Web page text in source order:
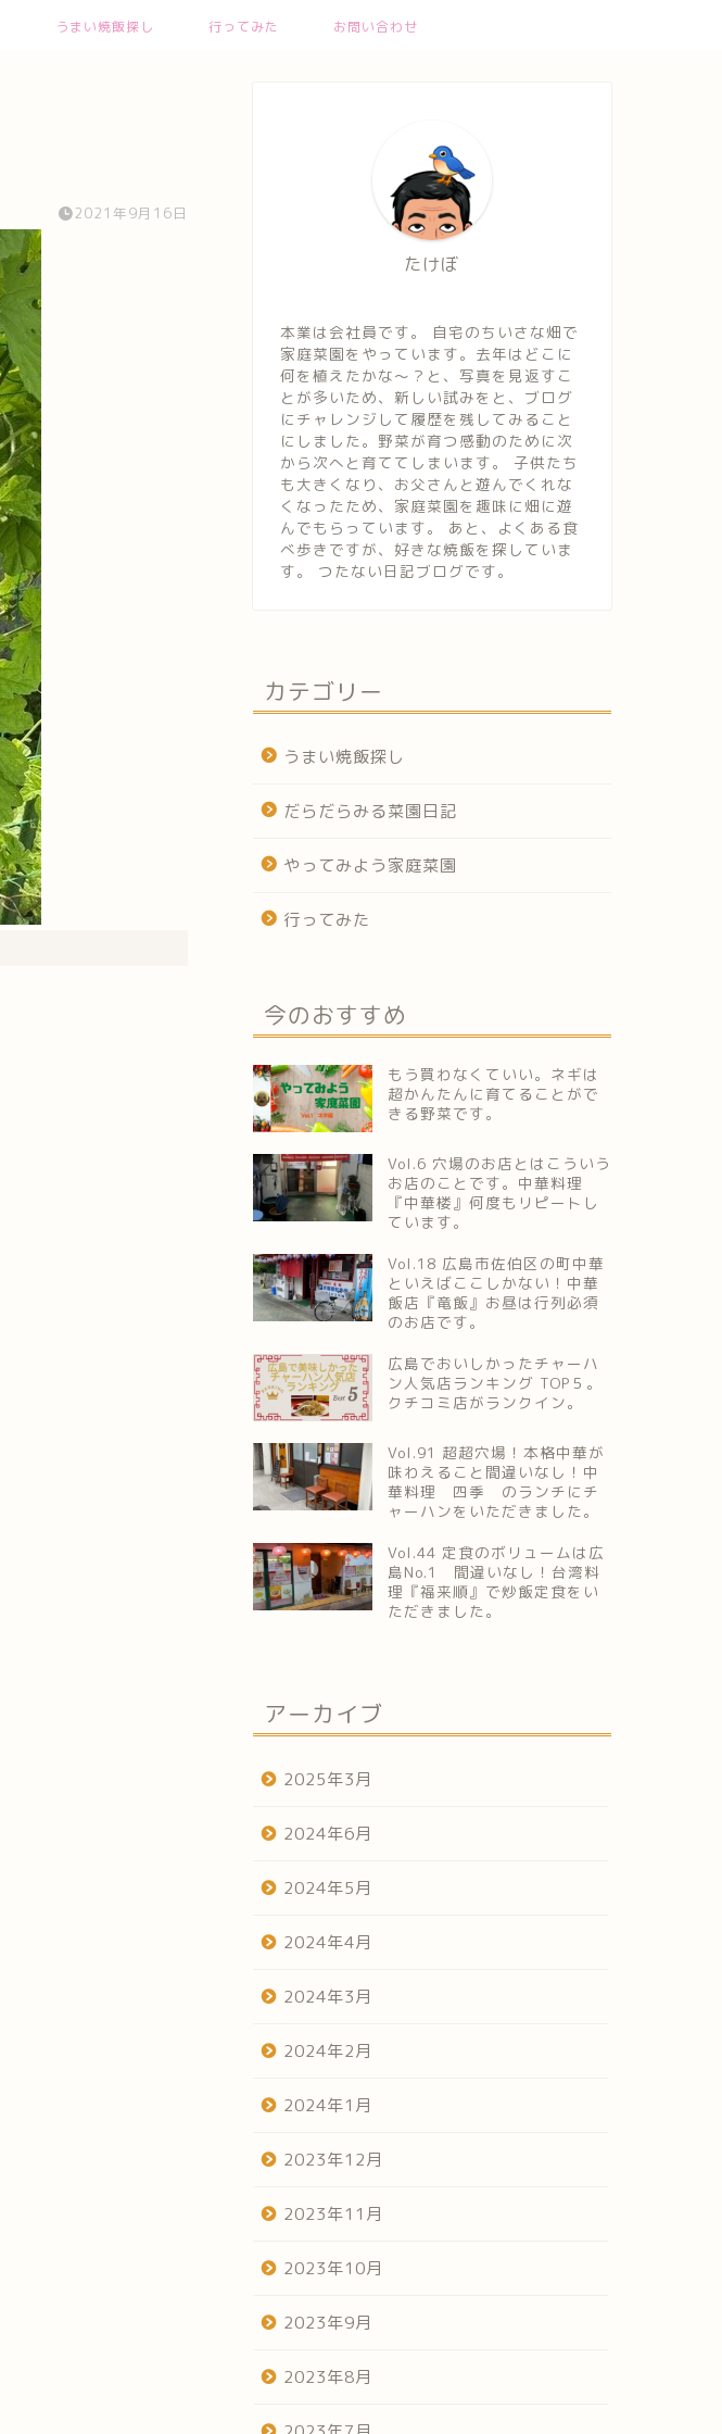
うまい焼飯探し 行ってみた お問い合わせ
2021年9月16日
たけぼ
本業は会社員です。 自宅のちいさな畑で
家庭菜園をやっています。去年はどこに
何を植えたかな～？と、写真を見返すこ
とが多いため、新しい試みをと、ブログ
にチャレンジして履歴を残してみること
にしました。野菜が育つ感動のために次
から次へと育ててしまいます。 子供たち
も大きくなり、お父さんと遊んでくれな
くなったため、家庭菜園を趣味に畑に遊
んでもらっています。 あと、よくある食
べ歩きですが、好きな焼飯を探していま
す。 つたない日記ブログです。
カテゴリー
うまい焼飯探し
だらだらみる菜園日記
やってみよう家庭菜園
行ってみた
今のおすすめ
もう買わなくていい。ネギは
超かんたんに育てることがで
きる野菜です。
Vol.6 穴場のお店とはこういう
お店のことです。中華料理
『中華楼』何度もリピートし
ています。
Vol.18 広島市佐伯区の町中華
といえばここしかない！中華
飯店『竜飯』お昼は行列必須
のお店です。
広島でおいしかったチャーハ
ン人気店ランキング TOP５。
クチコミ店がランクイン。
Vol.91 超超穴場！本格中華が
味わえること間違いなし！中
華料理 四季 のランチにチ
ャーハンをいただきました。
Vol.44 定食のボリュームは広
島No.1 間違いなし！台湾料
理『福来順』で炒飯定食をい
ただきました。
アーカイブ
2025年3月
2024年6月
2024年5月
2024年4月
2024年3月
2024年2月
2024年1月
2023年12月
2023年11月
2023年10月
2023年9月
2023年8月